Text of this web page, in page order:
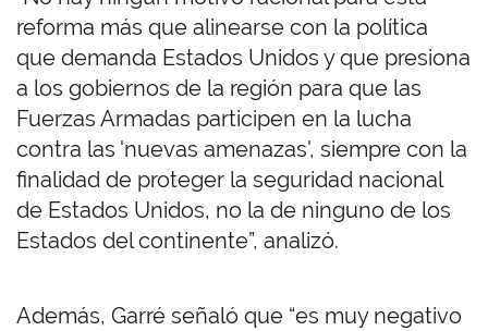
reforma más que alinearse con la política
que demanda Estados Unidos y que presiona
a los gobiernos de la región para que las
Fuerzas Armadas participen en la lucha
contra las 'nuevas amenazas', siempre con la
finalidad de proteger la seguridad nacional
de Estados Unidos, no la de ninguno de los
Estados del continente”, analizó.
Además, Garré señaló que “es muy negativo